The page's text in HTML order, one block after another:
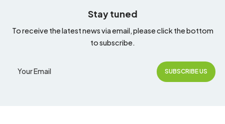
Stay tuned
To receive the latest news via email, please click the bottom
to subscribe.